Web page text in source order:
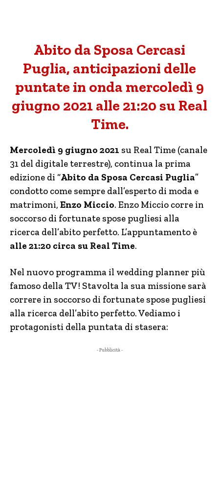
Abito da Sposa Cercasi
Puglia, anticipazioni delle
puntate in onda mercoledì 9
giugno 2021 alle 21:20 su Real
Time.
Mercoledì 9 giugno 2021 su Real Time (canale
31 del digitale terrestre), continua la prima
edizione di “Abito da Sposa Cercasi Puglia”
condotto come sempre dall’esperto di moda e
matrimoni, Enzo Miccio. Enzo Miccio corre in
soccorso di fortunate spose pugliesi alla
ricerca dell’abito perfetto. L’appuntamento è
alle 21:20 circa su Real Time.
Nel nuovo programma il wedding planner più
famoso della TV! Stavolta la sua missione sarà
correre in soccorso di fortunate spose pugliesi
alla ricerca dell’abito perfetto. Vediamo i
protagonisti della puntata di stasera:
- Pubblicità -